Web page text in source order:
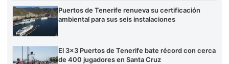
Puertos de Tenerife renueva su certificación
ambiental para sus seis instalaciones
El 3×3 Puertos de Tenerife bate récord con cerca
de 400 jugadores en Santa Cruz